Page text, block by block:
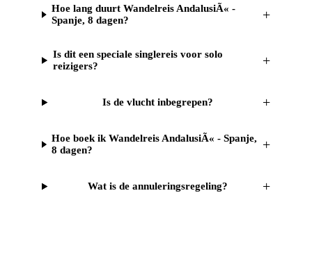
Hoe lang duurt Wandelreis AndalusiÃ« -
Spanje, 8 dagen?
+
Is dit een speciale singlereis voor solo
reizigers?
+
Is de vlucht inbegrepen? +
Hoe boek ik Wandelreis AndalusiÃ« - Spanje,
8 dagen?
+
Wat is de annuleringsregeling? +